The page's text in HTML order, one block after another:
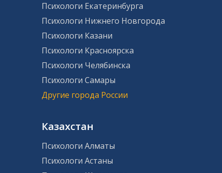
Психологи Екатеринбурга
Психологи Нижнего Новгорода
Психологи Казани
Психологи Красноярска
Психологи Челябинска
Психологи Самары
Другие города России
Казахстан
Психологи Алматы
Психологи Астаны